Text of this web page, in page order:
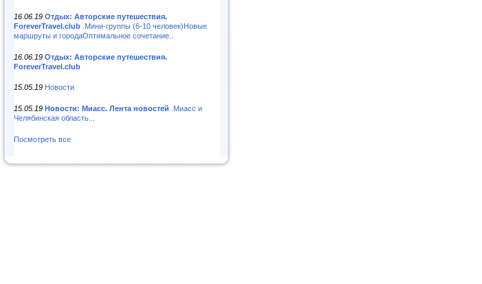
16.06.19 Отдых: Авторские путешествия.
ForeverTravel.club .Мини-группы (6-10 человек)Новые
маршруты и городаОптимальное сочетание..
16.06.19 Отдых: Авторские путешествия.
ForeverTravel.club
15.05.19 Новости
15.05.19 Новости: Миасс. Лента новостей .Миасс и
Челябинская область...
Посмотреть все